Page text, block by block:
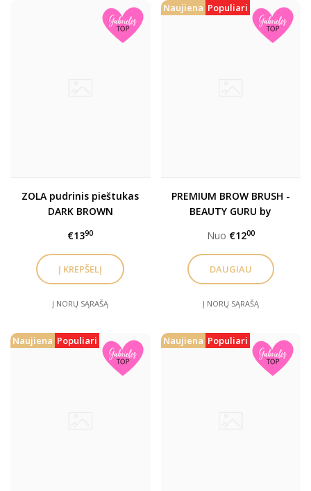
ZOLA pudrinis pieštukas
DARK BROWN
€1390
Į NORŲ SĄRAŠĄ
Naujiena Populiari
PREMIUM BROW BRUSH -
BEAUTY GURU by
teptukai
Nuo €1200
DAUGIAU
Į NORŲ SĄRAŠĄ
Naujiena Populiari Naujiena Populiari